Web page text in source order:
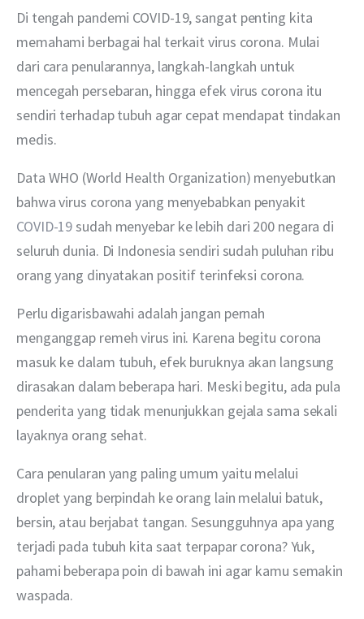
Berita
Layanan
Di tengah pandemi COVID-19, sangat penting kita
memahami berbagai hal terkait virus corona. Mulai
dari cara penularannya, langkah-langkah untuk
mencegah persebaran, hingga efek virus corona itu
sendiri terhadap tubuh agar cepat mendapat tindakan
medis.
Data WHO (World Health Organization) menyebutkan
bahwa virus corona yang menyebabkan penyakit
COVID-19 sudah menyebar ke lebih dari 200 negara di
seluruh dunia. Di Indonesia sendiri sudah puluhan ribu
orang yang dinyatakan positif terinfeksi corona.
Perlu digarisbawahi adalah jangan pernah
menganggap remeh virus ini. Karena begitu corona
masuk ke dalam tubuh, efek buruknya akan langsung
dirasakan dalam beberapa hari. Meski begitu, ada pula
penderita yang tidak menunjukkan gejala sama sekali
layaknya orang sehat.
Cara penularan yang paling umum yaitu melalui
droplet yang berpindah ke orang lain melalui batuk,
bersin, atau berjabat tangan. Sesungguhnya apa yang
terjadi pada tubuh kita saat terpapar corona? Yuk,
pahami beberapa poin di bawah ini agar kamu semakin
waspada.